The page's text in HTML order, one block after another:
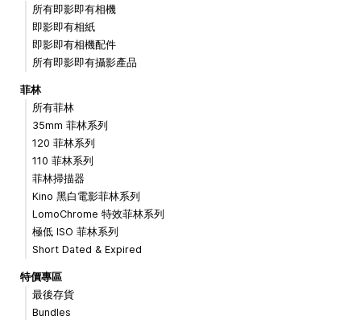
所有即影即有相機
即影即有相紙
即影即有相機配件
所有即影即有攝影產品
菲林
所有菲林
35mm 菲林系列
120 菲林系列
110 菲林系列
菲林掃描器
Kino 黑白電影菲林系列
LomoChrome 特效菲林系列
極低 ISO 菲林系列
Short Dated & Expired
特價專區
最後存貨
Bundles